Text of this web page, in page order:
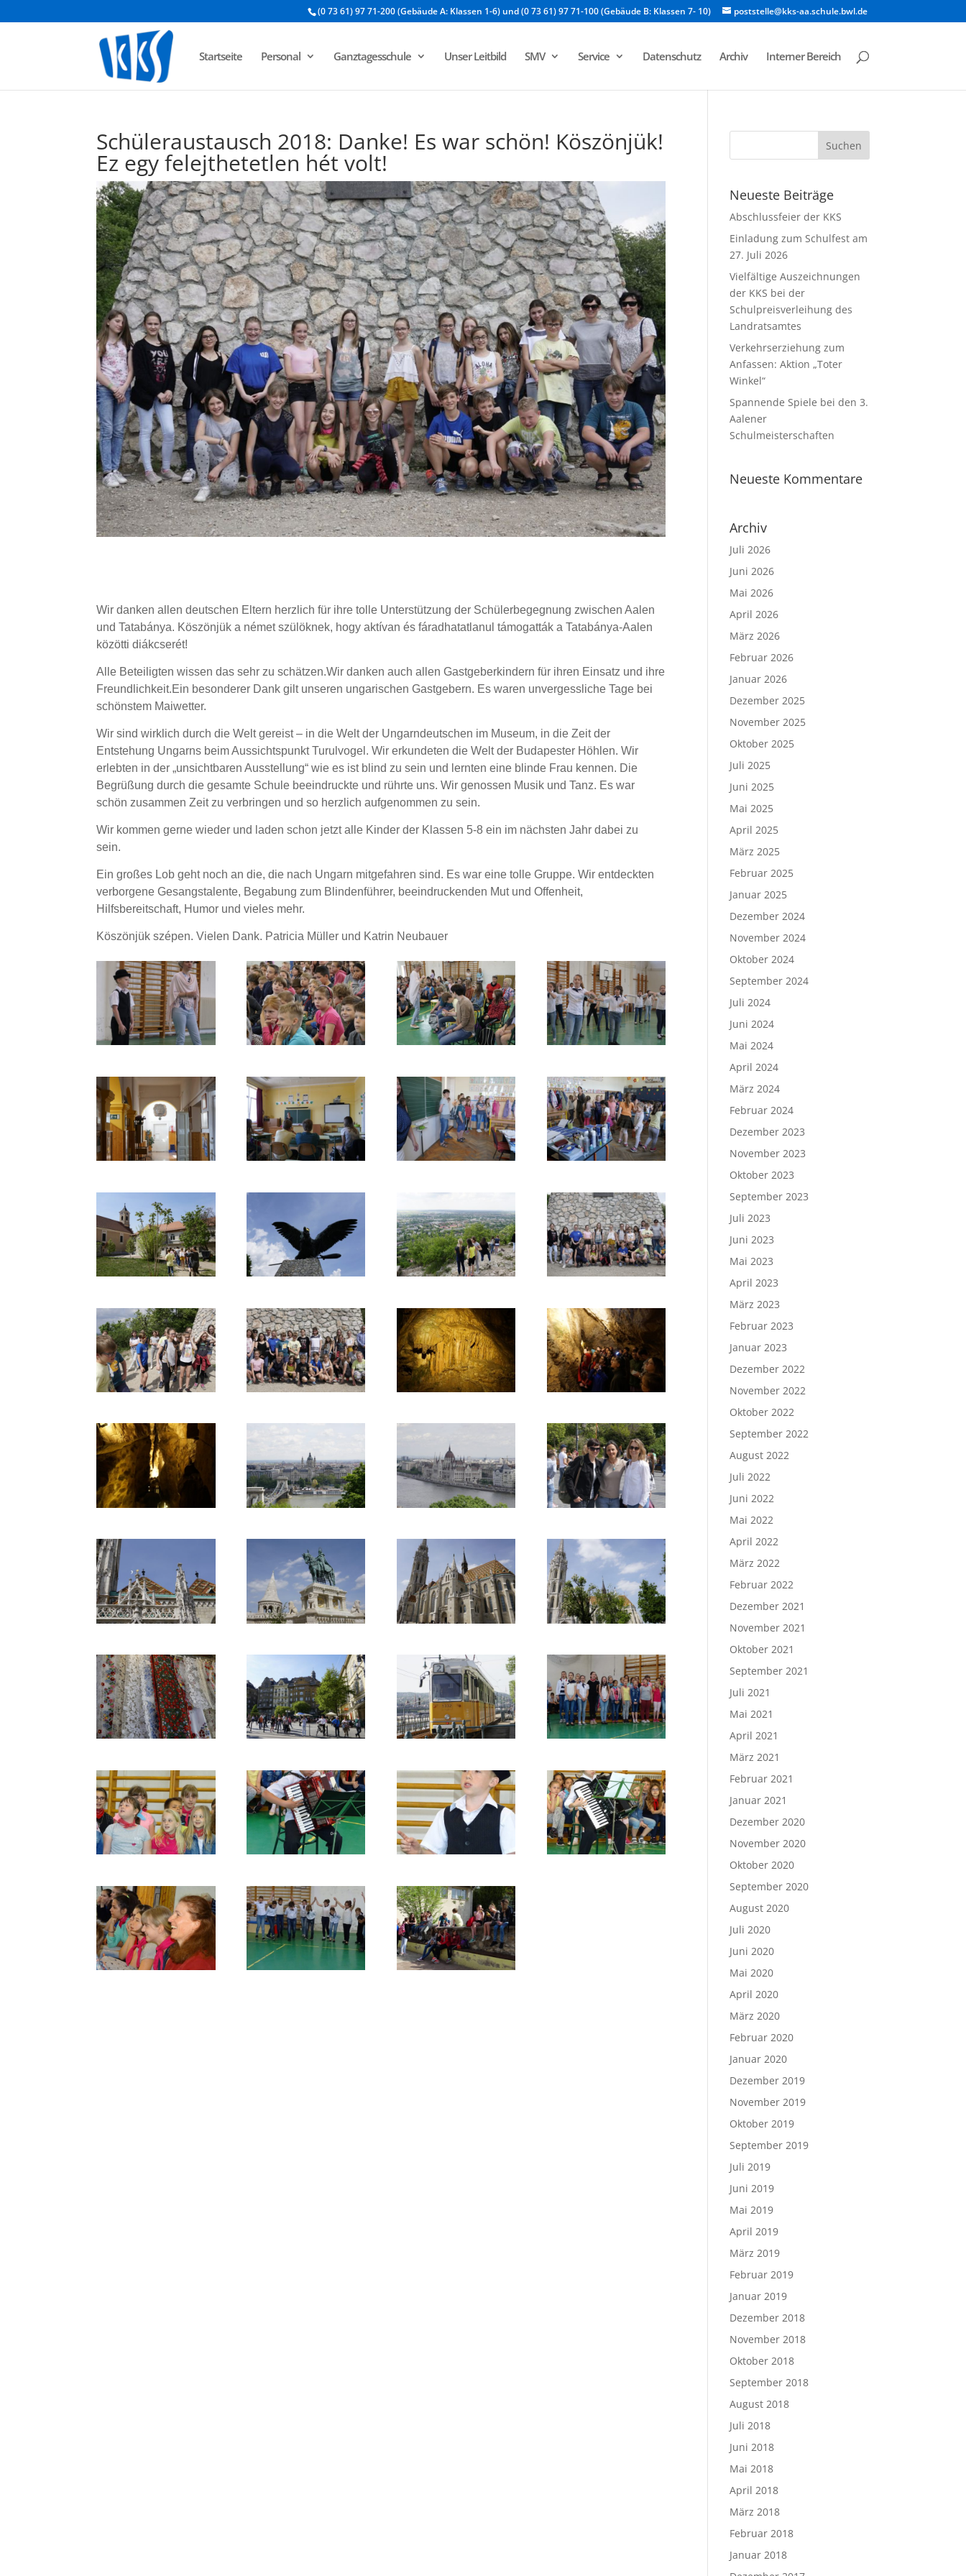
(0 73 61) 97 71-200 (Gebäude A: Klassen 1-6) und (0 73 61) 97 71-100 (Gebäude B: Klassen 7- 10) poststelle@kks-aa.schule.bwl.de
Startseite Personal Ganztagesschule Unser Leitbild SMV Service Datenschutz Archiv Interner Bereich
Schüleraustausch 2018: Danke! Es war schön! Köszönjük!
Ez egy felejthetetlen hét volt!
Wir danken allen deutschen Eltern herzlich für ihre tolle Unterstützung der Schülerbegegnung zwischen Aalen
und Tatabánya. Köszönjük a német szülöknek, hogy aktívan és fáradhatatlanul támogatták a Tatabánya-Aalen
közötti diákcserét!
Alle Beteiligten wissen das sehr zu schätzen.Wir danken auch allen Gastgeberkindern für ihren Einsatz und ihre
Freundlichkeit.Ein besonderer Dank gilt unseren ungarischen Gastgebern. Es waren unvergessliche Tage bei
schönstem Maiwetter.
Wir sind wirklich durch die Welt gereist – in die Welt der Ungarndeutschen im Museum, in die Zeit der
Entstehung Ungarns beim Aussichtspunkt Turulvogel. Wir erkundeten die Welt der Budapester Höhlen. Wir
erlebten in der „unsichtbaren Ausstellung“ wie es ist blind zu sein und lernten eine blinde Frau kennen. Die
Begrüßung durch die gesamte Schule beeindruckte und rührte uns. Wir genossen Musik und Tanz. Es war
schön zusammen Zeit zu verbringen und so herzlich aufgenommen zu sein.
Wir kommen gerne wieder und laden schon jetzt alle Kinder der Klassen 5-8 ein im nächsten Jahr dabei zu
sein.
Ein großes Lob geht noch an die, die nach Ungarn mitgefahren sind. Es war eine tolle Gruppe. Wir entdeckten
verborgene Gesangstalente, Begabung zum Blindenführer, beeindruckenden Mut und Offenheit,
Hilfsbereitschaft, Humor und vieles mehr.
Köszönjük szépen. Vielen Dank. Patricia Müller und Katrin Neubauer
Neueste Beiträge
Abschlussfeier der KKS
Einladung zum Schulfest am
27. Juli 2026
Vielfältige Auszeichnungen
der KKS bei der
Schulpreisverleihung des
Landratsamtes
Verkehrserziehung zum
Anfassen: Aktion „Toter
Winkel“
Spannende Spiele bei den 3.
Aalener
Schulmeisterschaften
Neueste Kommentare
Archiv
Juli 2026
Juni 2026
Mai 2026
April 2026
März 2026
Februar 2026
Januar 2026
Dezember 2025
November 2025
Oktober 2025
Juli 2025
Juni 2025
Mai 2025
April 2025
März 2025
Februar 2025
Januar 2025
Dezember 2024
November 2024
Oktober 2024
September 2024
Juli 2024
Juni 2024
Mai 2024
April 2024
März 2024
Februar 2024
Dezember 2023
November 2023
Oktober 2023
September 2023
Juli 2023
Juni 2023
Mai 2023
April 2023
März 2023
Februar 2023
Januar 2023
Dezember 2022
November 2022
Oktober 2022
September 2022
August 2022
Juli 2022
Juni 2022
Mai 2022
April 2022
März 2022
Februar 2022
Dezember 2021
November 2021
Oktober 2021
September 2021
Juli 2021
Mai 2021
April 2021
März 2021
Februar 2021
Januar 2021
Dezember 2020
November 2020
Oktober 2020
September 2020
August 2020
Juli 2020
Juni 2020
Mai 2020
April 2020
März 2020
Februar 2020
Januar 2020
Dezember 2019
November 2019
Oktober 2019
September 2019
Juli 2019
Juni 2019
Mai 2019
April 2019
März 2019
Februar 2019
Januar 2019
Dezember 2018
November 2018
Oktober 2018
September 2018
August 2018
Juli 2018
Juni 2018
Mai 2018
April 2018
März 2018
Februar 2018
Januar 2018